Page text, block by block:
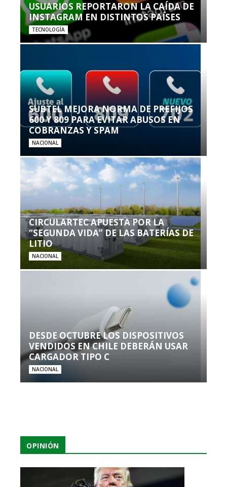
USUARIOS REPORTARON LA CAÍDA DE
INSTAGRAM EN DISTINTOS PAÍSES
TECNOLOGÍA
SUBTEL MEJORA NORMA DE PREFIJOS
600 Y 809 PARA EVITAR ABUSOS EN
COBRANZAS Y SPAM
NACIONAL
CIRCULARTEC APUESTA POR LA
“SEGUNDA VIDA” DE LAS BATERÍAS DE
LITIO
NACIONAL
DESDE OCTUBRE LOS DISPOSITIVOS
VENDIDOS EN CHILE DEBERÁN USAR
CARGADOR TIPO C
NACIONAL
OPINIÓN